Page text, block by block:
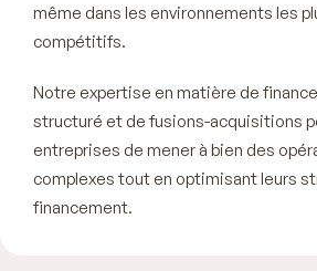
même dans les environnements les
compétitifs.
Notre expertise en matière de
structuré et de fusions-acquisitions
entreprises de mener à bien des
complexes tout en optimisant leurs
financement.